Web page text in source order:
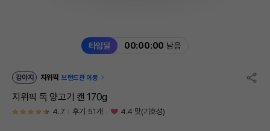
타임딜 00:00:00 남음
강아지 지위픽 브랜드관 이동
지위픽 독 양고기 캔 170g
4.7 후기 51개 4.4 맛(기호성)